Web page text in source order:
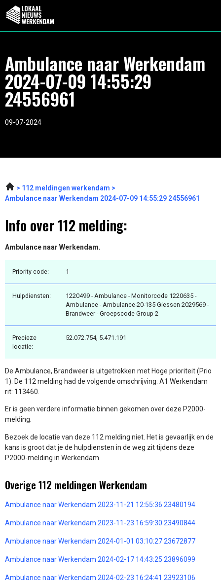
Ambulance naar Werkendam
2024-07-09 14:55:29
24556961
09-07-2024
112 meldingen werkendam
Ambulance naar Werkendam 2024-07-09 14:55:29 24556961
Info over 112 melding:
Ambulance naar Werkendam.
Priority code: 1
Hulpdiensten:
1220499 - Ambulance - Monitorcode 1220635 -
Ambulance - Ambulance-20-135 Giessen 2029569 -
Brandweer - Groepscode Group-2
Precieze
locatie:
52.072.754, 5.471.191
De Ambulance, Brandweer is uitgetrokken met Hoge prioriteit (Prio
1). De 112 melding had de volgende omschrijving: A1 Werkendam
rit: 113460.
Er is geen verdere informatie binnen gekomen over deze P2000-
melding.
Bezoek de locatie van deze 112 melding niet. Het is gevaarlijk en de
kans is groot dat je de hulpdiensten in de weg zit tijdens deze
P2000-melding in Werkendam.
Overige 112 meldingen Werkendam
Ambulance naar Werkendam 2023-11-21 12:55:36 23480194
Ambulance naar Werkendam 2023-11-23 16:59:30 23490844
Ambulance naar Werkendam 2024-01-01 03:10:27 23672877
Ambulance naar Werkendam 2024-02-17 14:43:25 23896099
Ambulance naar Werkendam 2024-02-23 16:24:41 23923106